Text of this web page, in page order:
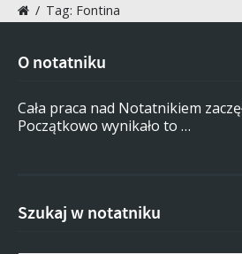
/ Tag: Fontina
O notatniku
Cała praca nad Notatnikiem
Początkowo wynikało to …
Szukaj w notatniku